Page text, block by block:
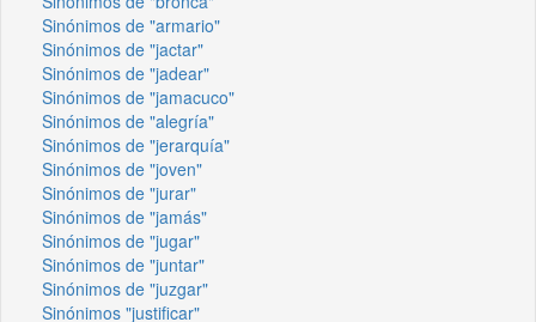
Sinónimos de "armario"
Sinónimos de "jactar"
Sinónimos de "jadear"
Sinónimos de "jamacuco"
Sinónimos de "alegría"
Sinónimos de "jerarquía"
Sinónimos de "joven"
Sinónimos de "jurar"
Sinónimos de "jamás"
Sinónimos de "jugar"
Sinónimos de "juntar"
Sinónimos de "juzgar"
Sinónimos "justificar"